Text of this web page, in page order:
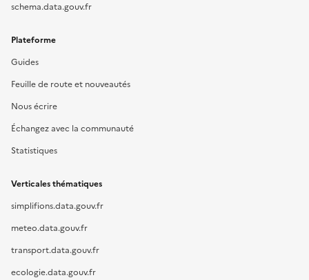
schema.data.gouv.fr
Plateforme
Guides
Feuille de route et nouveautés
Nous écrire
Échangez avec la communauté
Statistiques
Verticales thématiques
simplifions.data.gouv.fr
meteo.data.gouv.fr
transport.data.gouv.fr
ecologie.data.gouv.fr